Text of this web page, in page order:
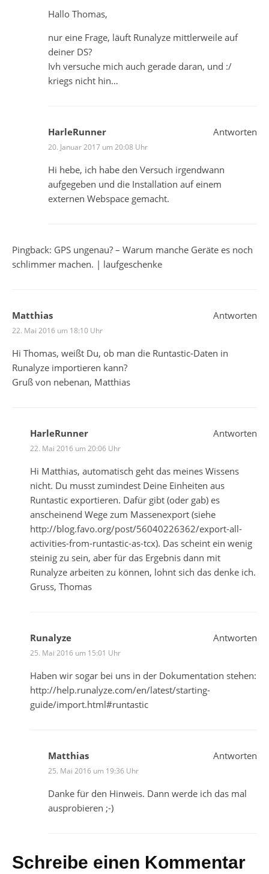
Hallo Thomas,
nur eine Frage, läuft Runalyze mittlerweile auf
deiner DS?
Ivh versuche mich auch gerade daran, und :/
kriegs nicht hin…
HarleRunner
20. Januar 2017 um 20:08 Uhr
Hi hebe, ich habe den Versuch irgendwann
aufgegeben und die Installation auf einem
externen Webspace gemacht.
Antworten
Pingback: GPS ungenau? – Warum manche Geräte es noch
schlimmer machen. | laufgeschenke
Matthias
22. Mai 2016 um 18:10 Uhr
Hi Thomas, weißt Du, ob man die Runtastic-Daten in
Runalyze importieren kann?
Gruß von nebenan, Matthias
Antworten
HarleRunner
22. Mai 2016 um 20:06 Uhr
Hi Matthias, automatisch geht das meines Wissens
nicht. Du musst zumindest Deine Einheiten aus
Runtastic exportieren. Dafür gibt (oder gab) es
anscheinend Wege zum Massenexport (siehe
http://blog.favo.org/post/56040226362/export-all-
activities-from-runtastic-as-tcx). Das scheint ein wenig
steinig zu sein, aber für das Ergebnis dann mit
Runalyze arbeiten zu können, lohnt sich das denke ich.
Gruss, Thomas
Antworten
Runalyze
25. Mai 2016 um 15:01 Uhr
Haben wir sogar bei uns in der Dokumentation stehen:
http://help.runalyze.com/en/latest/starting-
guide/import.html#runtastic
Antworten
Matthias
25. Mai 2016 um 19:36 Uhr
Danke für den Hinweis. Dann werde ich das mal
ausprobieren ;-)
Antworten
Schreibe einen Kommentar